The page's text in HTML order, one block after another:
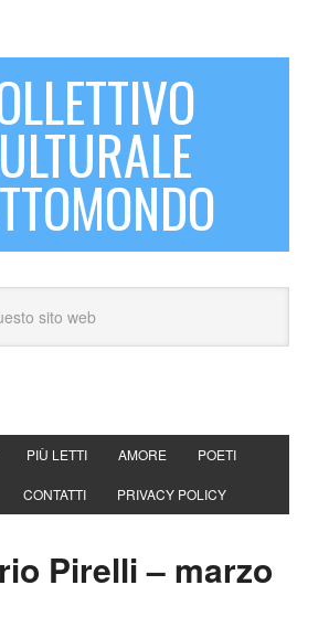
PIÙ LETTI AMORE POETI
CONTATTI PRIVACY POLICY
Pirelli – marzo